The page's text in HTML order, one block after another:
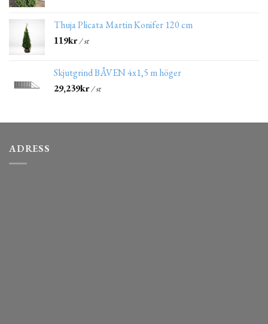
Thuja Plicata Martin Konifer 120 cm
119kr/ st
Skjutgrind BÅVEN 4x1,5 m höger
29,239kr/ st
ADRESS